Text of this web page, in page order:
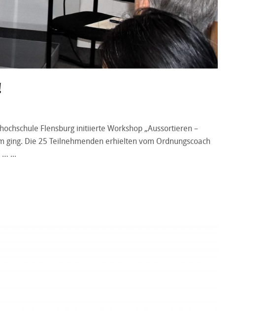
Flensburg initiierte Workshop „Aussortieren –
ging. Die 25 Teilnehmenden erhielten vom Ordnungscoach
…